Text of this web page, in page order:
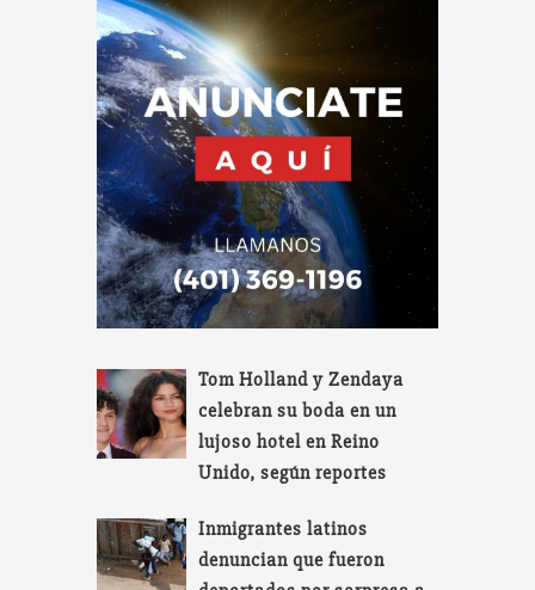
Tom Holland y Zendaya
celebran su boda en un
lujoso hotel en Reino
Unido, según reportes
Inmigrantes latinos
denuncian que fueron